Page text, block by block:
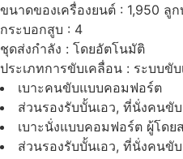
ขนาดของเครื่องยนต์ : 1,950 ลูก
กระบอกสูบ : 4
ชุดส่งกำลัง : โดยอัตโนมัติ
ประเภทการขับเคลื่อน : ระบบขั
เบาะคนขับแบบคอมฟอร์ต
ส่วนรองรับบั้นเอว, ที่นั่งคนขับ
เบาะนั่งแบบคอมฟอร์ต ผู้โดย
ส่วนรองรับบั้นเอว, ที่นั่งคนขั